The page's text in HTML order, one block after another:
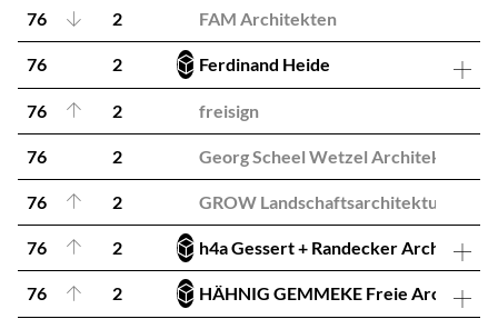
76 2 FAM Architekten
76 2 Ferdinand Heide
76 2 freisign
76 2 Georg Scheel Wetzel Architekten
76 2 GROW Landschaftsarchitektur
76 2 h4a Gessert + Randecker Architekten
76 2 HÄHNIG GEMMEKE Freie